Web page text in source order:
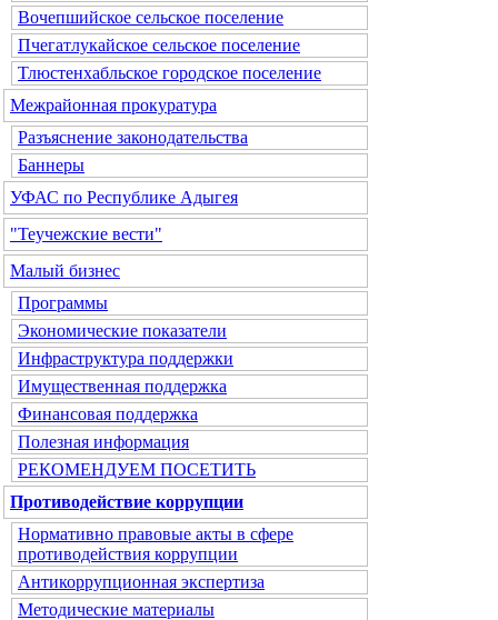
Вочепшийское сельское поселение
Пчегатлукайское сельское поселение
Тлюстенхабльское городское поселение
Межрайонная прокуратура
Разъяснение законодательства
Баннеры
УФАС по Республике Адыгея
"Теучежские вести"
Малый бизнес
Программы
Экономические показатели
Инфраструктура поддержки
Имущественная поддержка
Финансовая поддержка
Полезная информация
РЕКОМЕНДУЕМ ПОСЕТИТЬ
Противодействие коррупции
Нормативно правовые акты в сфере
противодействия коррупции
Антикоррупционная экспертиза
Методические материалы